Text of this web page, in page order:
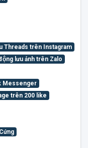
Threads trên Instagram
lưu ảnh trên Zalo
Messenger
trên 200 like